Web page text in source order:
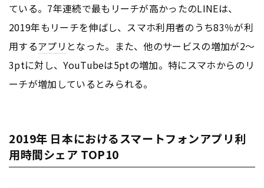
ている。7年連続で最もリーチが高かったのLINEは、
2019年もリーチを伸ばし、スマホ利用者のうち83％が利
用するアプリ となった。また、他のサービスの増加が2〜
3ptに対し、YouTubeは5ptの増加。特にスマホからのリ
ーチが増加しているとみられる。
2019年 日本におけるスマートフォンアプリ利
用時間シェア TOP10